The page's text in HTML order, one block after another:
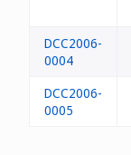
DCC2006-
0004
DCC2006-
0005